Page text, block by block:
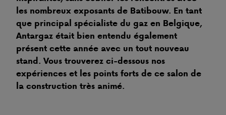
les nombreux exposants de Batibouw. En tant
que principal spécialiste du gaz en Belgique,
Antargaz était bien entendu également
présent cette année avec un tout nouveau
stand. Vous trouverez ci-dessous nos
expériences et les points forts de ce salon de
la construction très animé.